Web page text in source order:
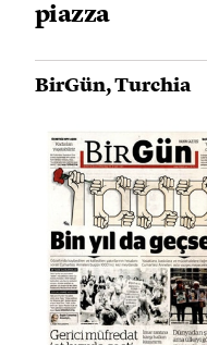
piazza
BirGün,Turchia